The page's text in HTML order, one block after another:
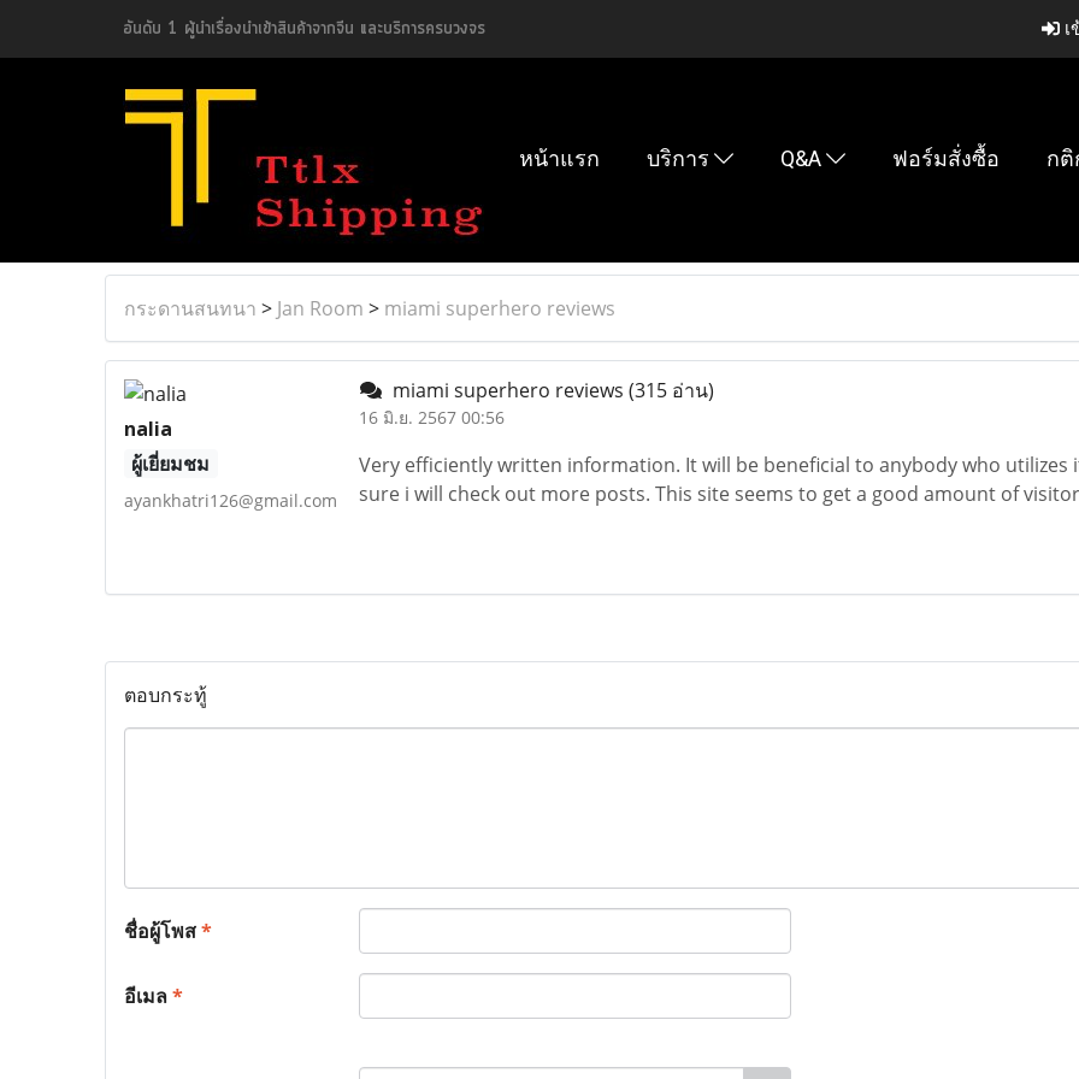
อันดับ 1 ผู้นำเรื่องนำเข้าสินค้าจากจีน และบริการครบวงจร เ
หน้าแรก บริการ Q&A ฟอร์มสั่งซื้อ กติ
กระดานสนทนา > Jan Room > miami superhero reviews
nalia
ผู้เยี่ยมชม
ayankhatri126@gmail.com
miami superhero reviews (315 อ่าน)
16 มิ.ย. 2567 00:56
Very efficiently written information. It will be beneficial to anybody who utilizes
sure i will check out more posts. This site seems to get a good amount of
ตอบกระทู้
ชื่อผู้โพส*
อีเมล*